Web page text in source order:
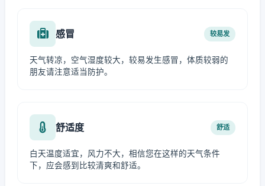
感冒 较易发
天气转凉，空气湿度较大，较易发生感冒，体质较弱的
朋友请注意适当防护。
舒适度 舒适
白天温度适宜，风力不大，相信您在这样的天气条件
下，应会感到比较清爽和舒适。